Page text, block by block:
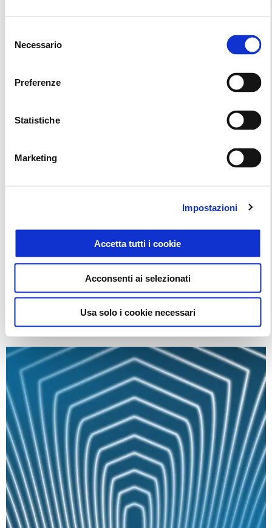
delNecessario
Preferenze
Statistiche
Marketing
Impostazioni
Accetta tutti i cookie
Acconsenti ai selezionati
Usa solo i cookie necessari
NUOVO PIAGGIO MP3 CON VANTAGGI FINO A